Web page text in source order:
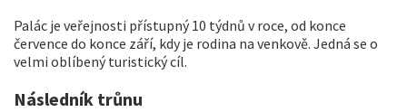
Palác je veřejnosti přístupný 10 týdnů v roce, od konce
července do konce září, kdy je rodina na venkově. Jedná se o
velmi oblíbený turistický cíl.
Následník trůnu